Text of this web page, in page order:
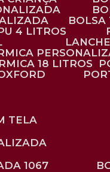
4 LITROS
18 LITROS
TELA
1067